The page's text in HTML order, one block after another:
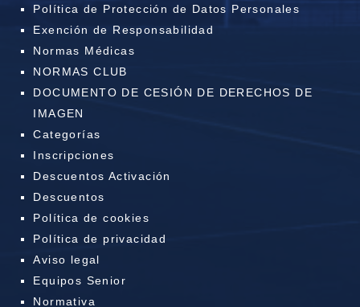
Política de Protección de Datos Personales
Exención de Responsabilidad
Normas Médicas
NORMAS CLUB
DOCUMENTO DE CESIÓN DE DERECHOS DE
IMAGEN
Categorías
Inscripciones
Descuentos Activación
Descuentos
Política de cookies
Política de privacidad
Aviso legal
Equipos Senior
Normativa